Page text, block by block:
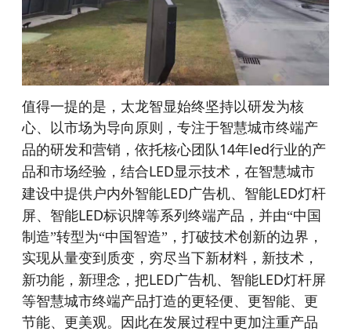
值得一提的是，太龙智显始终坚持以研发为核
心、以市场为导向原则，专注于智慧城市终端产
品的研发和营销，依托核心团队14年led行业的产
品和市场经验，结合LED显示技术，在智慧城市
建设中提供户内外智能LED广告机、智能LED灯杆
屏、智能LED标识牌等系列终端产品，并由“中国
制造”转型为“中国智造”，打破技术创新的边界，
实现从量变到质变，穷尽当下新材料，新技术，
新功能，新理念，把LED广告机、智能LED灯杆屏
等智慧城市终端产品打造的更轻便、更智能、更
节能、更美观。因此在发展过程中更加注重产品